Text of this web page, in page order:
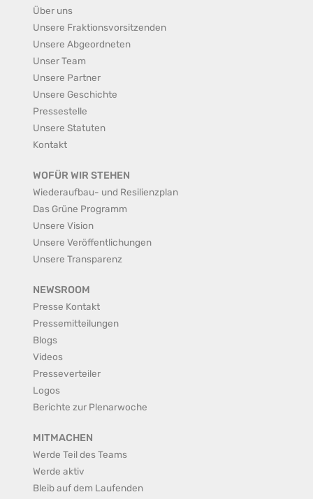
Über uns
Unsere Fraktionsvorsitzenden
Unsere Abgeordneten
Unser Team
Unsere Partner
Unsere Geschichte
Pressestelle
Unsere Statuten
Kontakt
WOFÜR WIR STEHEN
Wiederaufbau- und Resilienzplan
Das Grüne Programm
Unsere Vision
Unsere Veröffentlichungen
Unsere Transparenz
NEWSROOM
Presse Kontakt
Pressemitteilungen
Blogs
Videos
Presseverteiler
Logos
Berichte zur Plenarwoche
MITMACHEN
Werde Teil des Teams
Werde aktiv
Bleib auf dem Laufenden